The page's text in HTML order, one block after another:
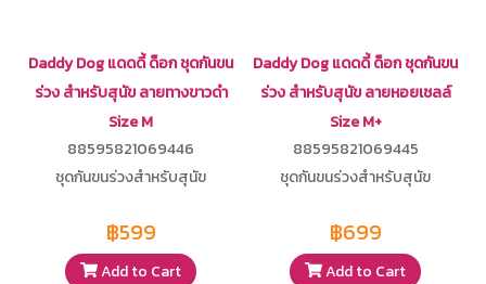
Daddy Dog แดดดี้ ด็อก ชุดกันขน
ร่วง สำหรับสุนัข ลายทางขาวดำ
Size M
88595821069446
ชุดกันขนร่วงสำหรับสุนัข
฿599
Add to Cart
Daddy Dog แดดดี้ ด็อก ชุดกันขน
ร่วง สำหรับสุนัข ลายหอยเชลล์
Size M+
88595821069445
ชุดกันขนร่วงสำหรับสุนัข
฿699
Add to Cart